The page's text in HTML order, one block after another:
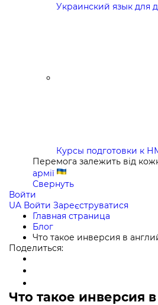
Украинский язык для
Курсы подготовки к
Перемога залежить від
армії
Свернуть
Войти
UA Войти Зареєструватися
Главная страница
Блог
Что такое инверсия в
Поделиться:
Что такое инверсия